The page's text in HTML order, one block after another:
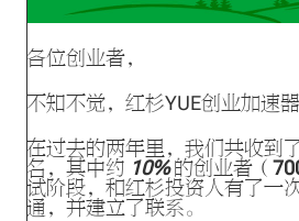
各位创业者，
不知不觉，红杉YUE创业加速
在过去的两年里，我们共收到
名，其中约 10%的创业者（
试阶段，和红杉投资人有了一
通，并建立了联系。